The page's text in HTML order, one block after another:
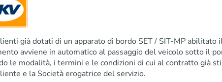
già dotati di un apparato di bordo SET / SIT-MP abilitato
avviene in automatico al passaggio del veicolo sotto il
le modalità, i termini e le condizioni di cui al contratto già
e la Società erogatrice del servizio.